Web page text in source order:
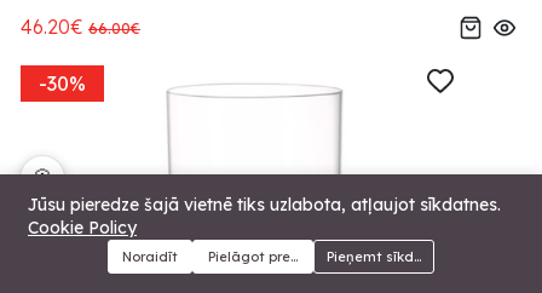
Menu Kategorijas Meklēt Grozs
46.20€ 66.00€
-30%
Jūsu pieredze šajā vietnē tiks uzlabota, atļaujot sīkdatnes.
Cookie Policy
Noraidīt Pielāgot preferencesPieņemt sīkdatnes
🍪